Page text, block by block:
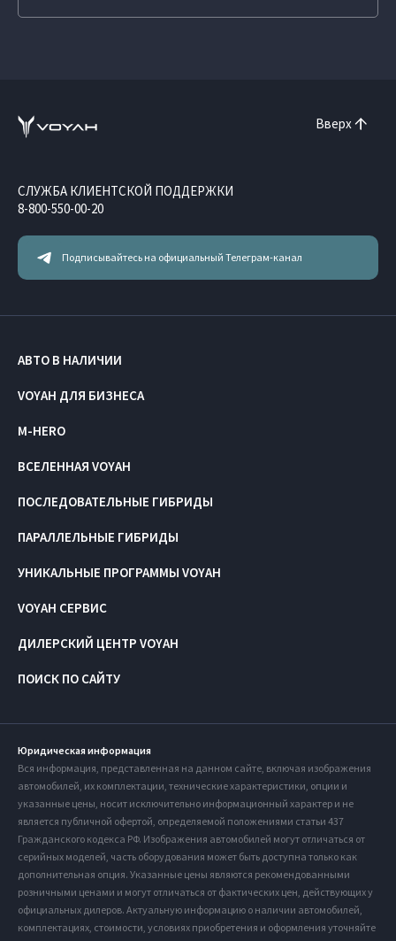
Вверх
Подписывайтесь на официальный Телеграм-канал
СЛУЖБА КЛИЕНТСКОЙ ПОДДЕРЖКИ
8-800-550-00-20
АВТО В НАЛИЧИИ
VOYAH ДЛЯ БИЗНЕСА
M-HERO
ПОИСК ПО САЙТУ
ВСЕЛЕННАЯ VOYAH
ПОСЛЕДОВАТЕЛЬНЫЕ ГИБРИДЫ
ПАРАЛЛЕЛЬНЫЕ ГИБРИДЫ
УНИКАЛЬНЫЕ ПРОГРАММЫ VOYAH
VOYAH СЕРВИС
ДИЛЕРСКИЙ ЦЕНТР VOYAH
Юридическая информация
Вся информация, представленная на данном сайте, включая изображения
автомобилей, их комплектации, технические характеристики, опции и
указанные цены, носит исключительно информационный характер и не
является публичной офертой, определяемой положениями статьи 437
Гражданского кодекса РФ. Изображения автомобилей могут отличаться от
серийных моделей, часть оборудования может быть доступна только как
дополнительная опция. Указанные цены являются рекомендованными
розничными ценами и могут отличаться от фактических цен, действующих у
официальных дилеров. Актуальную информацию о наличии автомобилей,
комплектациях, стоимости, условиях приобретения и оформления уточняйте